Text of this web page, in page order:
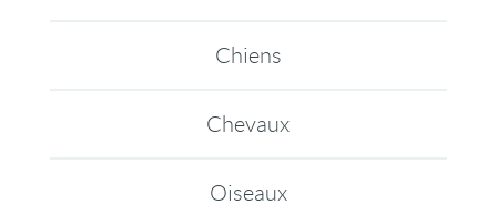
Chiens
Chevaux
Oiseaux